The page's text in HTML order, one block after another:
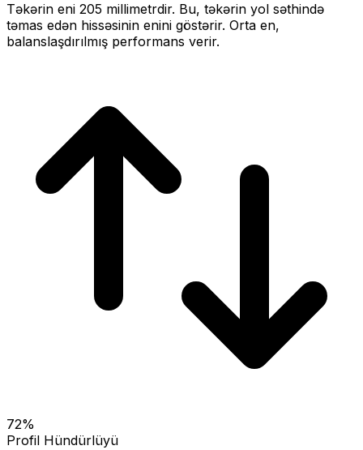
Təkərin eni 205 millimetrdir. Bu, təkərin yol səthində
təmas edən hissəsinin enini göstərir. Orta en,
balanslaşdırılmış performans verir.
72%
Profil Hündürlüyü